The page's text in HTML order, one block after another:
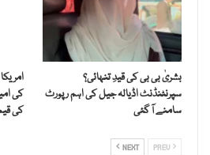
بشریٰ بی بی کی قیدِ تنہائی؟
سپرنٹنڈنٹ اڈیالہ جیل کی اہم رپورٹ
سامنے آ گئی
کی
کی
NEXT